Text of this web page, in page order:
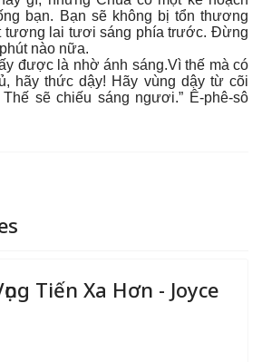
bạn. Bạn sẽ không bị tổn thương
tương lai tươi sáng phía trước. Đừng
nào nữa.
được là nhờ ánh sáng.Vì thế mà có
hãy thức dậy! Hãy vùng dậy từ cõi
sẽ chiếu sáng ngươi.” Ê-phê-sô
Tiến Xa Hơn - Joyce